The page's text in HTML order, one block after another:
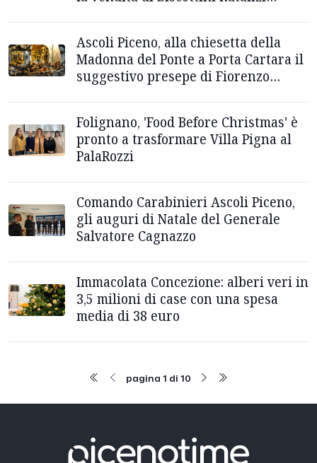
Ascoli Piceno, alla chiesetta della
Madonna del Ponte a Porta Cartara il
suggestivo presepe di Fiorenzo
Folignano, 'Food Before Christmas' è
pronto a trasformare Villa Pigna al
PalaRozzi
Comando Carabinieri Ascoli Piceno,
gli auguri di Natale del Generale
Salvatore Cagnazzo
Immacolata Concezione: alberi veri in
3,5 milioni di case con una spesa
media di 38 euro
pagina 1 di 10